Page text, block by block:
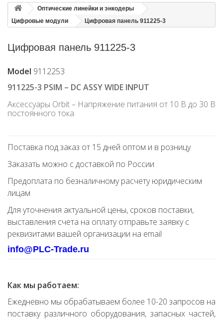
Оптические линейки и энкодеры
Цифровые модули
Цифровая панель 911225-3
Цифровая панель 911225-3
Model 9112253
911225-3 PSIM – DC ASSY WIDE INPUT
Аксессуары Orbit – Напряжение питания от 10 В до 30 В
постоянного тока
Поставка под заказ от 15 дней оптом и в розницу
Заказать можно с доставкой по России
Предоплата по безналичному расчету юридическим
лицам
Для уточнения актуальной цены, сроков поставки,
выставления счета на оплату отправьте заявку с
реквизитами вашей организации на email
info@PLC-Trade.ru
Как мы работаем:
Ежедневно мы обрабатываем более 10-20 запросов на
поставку различного оборудования, запасных частей,